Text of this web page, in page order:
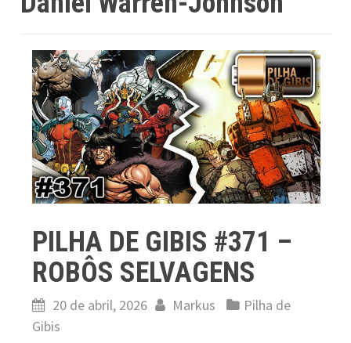
PILHA DE GIBIS #371 –
ROBÔS SELVAGENS
20 de abril, 2026 Markus
Pilha de
Gibis